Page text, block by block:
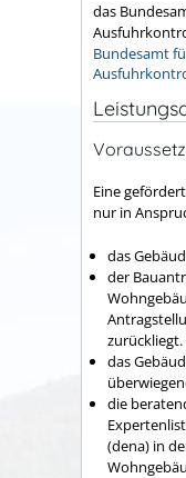
das
Bundesamt
Eine
nur in
das
der
zurückliegt.
das
die
(dena) in